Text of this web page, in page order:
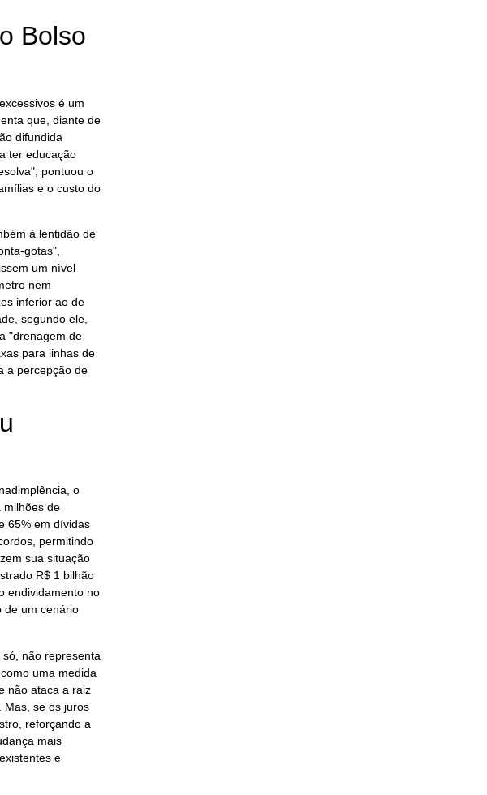
Bolso
é um
que, diante de
difundida
ter educação
pontuou o
e o custo do
à lentidão de
gotas",
um nível
nem
inferior ao de
segundo ele,
"drenagem de
para linhas de
a percepção de
o
milhões de
65% em dívidas
permitindo
sua situação
R$ 1 bilhão
endividamento no
de um cenário
não representa
uma medida
não ataca a raiz
Mas, se os juros
reforçando a
mais
e